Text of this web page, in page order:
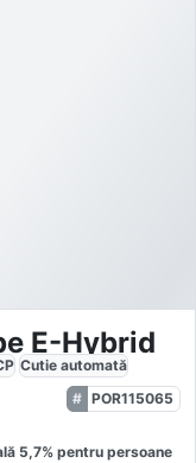
E-Hybrid
Cutie automată
POR115065
5,7% pentru persoane